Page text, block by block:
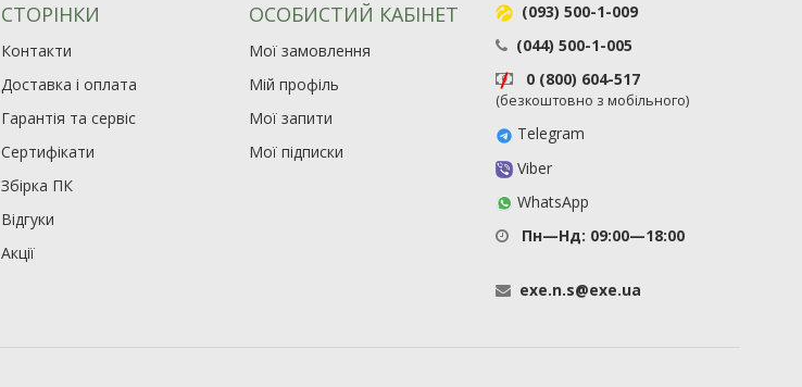
СТОРІНКИ
Контакти
Доставка і оплата
Гарантія та сервіс
Сертифікати
Збірка ПК
Відгуки
Акції
ОСОБИСТИЙ КАБІНЕТ
Мої замовлення
Мій профіль
Мої запити
Мої підписки
(093) 500-1-009
(044) 500-1-005
0 (800) 604-517
(безкоштовно з мобільного)
Telegram
Viber
WhatsApp
Пн—Нд: 09:00—18:00
exe.n.s@exe.ua